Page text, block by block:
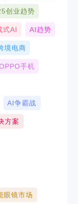
创业趋势
式AI AI趋势
境电商
手机
AI争霸战
方案
眼镜市场